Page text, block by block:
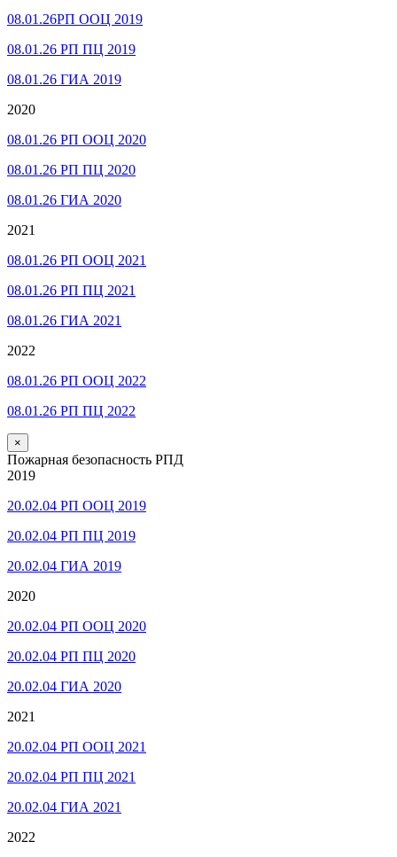
08.01.26РП ООЦ 2019
08.01.26 РП ПЦ 2019
08.01.26 ГИА 2019
2020
08.01.26 РП ООЦ 2020
08.01.26 РП ПЦ 2020
08.01.26 ГИА 2020
2021
08.01.26 РП ООЦ 2021
08.01.26 РП ПЦ 2021
08.01.26 ГИА 2021
2022
08.01.26 РП ООЦ 2022
08.01.26 РП ПЦ 2022
×
Пожарная безопасность РПД
2019
20.02.04 РП ООЦ 2019
20.02.04 РП ПЦ 2019
20.02.04 ГИА 2019
2020
20.02.04 РП ООЦ 2020
20.02.04 РП ПЦ 2020
20.02.04 ГИА 2020
2021
20.02.04 РП ООЦ 2021
20.02.04 РП ПЦ 2021
20.02.04 ГИА 2021
2022